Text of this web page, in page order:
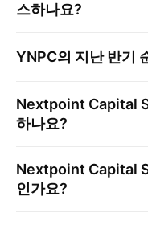
스하나요?
YNPC의 지난 반기
Nextpoint Capital
하나요?
Nextpoint Capital
인가요?